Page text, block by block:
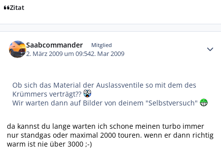
Zitat
Saabcommander Mitglied
2. März 2009 um 09:542. Mar 2009
Ob sich das Material der Auslassventile so mit dem des
Krümmers verträgt??
Wir warten dann auf Bilder von deinem "Selbstversuch"
da kannst du lange warten ich schone meinen turbo immer
nur standgas oder maximal 2000 touren. wenn er dann richtig
warm ist nie über 3000 ;-)